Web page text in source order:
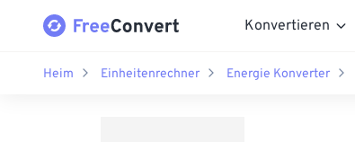
Konvertieren
Heim Einheitenrechner Energie Konverter